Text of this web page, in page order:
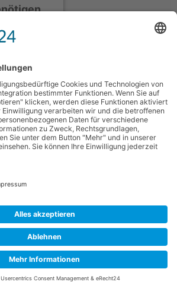
um
laden!
Inhalte
Dieser
Daten zu
Bitte lesen
Service
by
Impressum
Software:WoltLab Suite™